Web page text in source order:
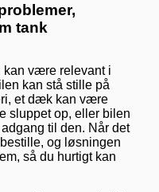
tank
være relevant i
kan stå stille på
et dæk kan være
sluppet op, eller bilen
til den. Når det
og løsningen
så du hurtigt kan